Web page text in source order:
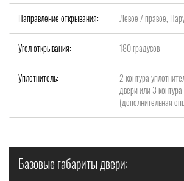
Направление открывания: Левое / правое,
Угол открывания: 180 градусов
Уплотнитель:
2 контура
двери или 3
(дополнительная
Базовые габариты двери: